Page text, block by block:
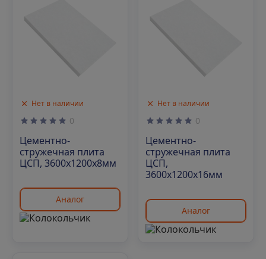
Нет в наличии
0
Цементно-
стружечная плита
ЦСП, 3600х1200х8мм
Аналог
Нет в наличии
0
Цементно-
стружечная плита
ЦСП,
3600х1200х16мм
Аналог